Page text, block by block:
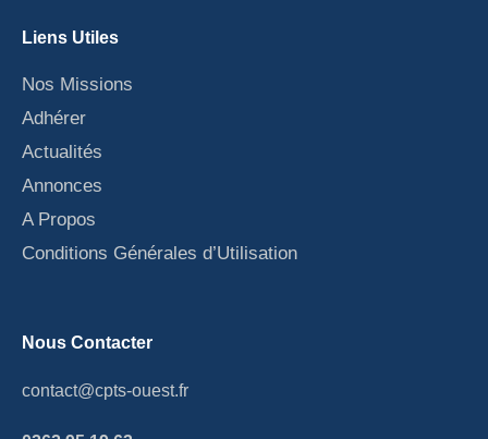
Liens Utiles
Nos Missions
Adhérer
Actualités
Annonces
A Propos
Conditions Générales d’Utilisation
Nous Contacter
contact@cpts-ouest.fr